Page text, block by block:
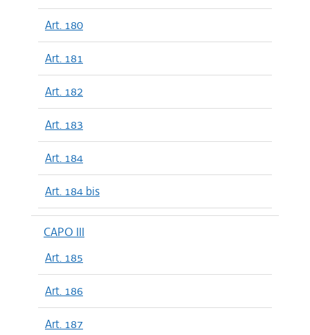
Art. 180
Art. 181
Art. 182
Art. 183
Art. 184
Art. 184 bis
CAPO III
Art. 185
Art. 186
Art. 187